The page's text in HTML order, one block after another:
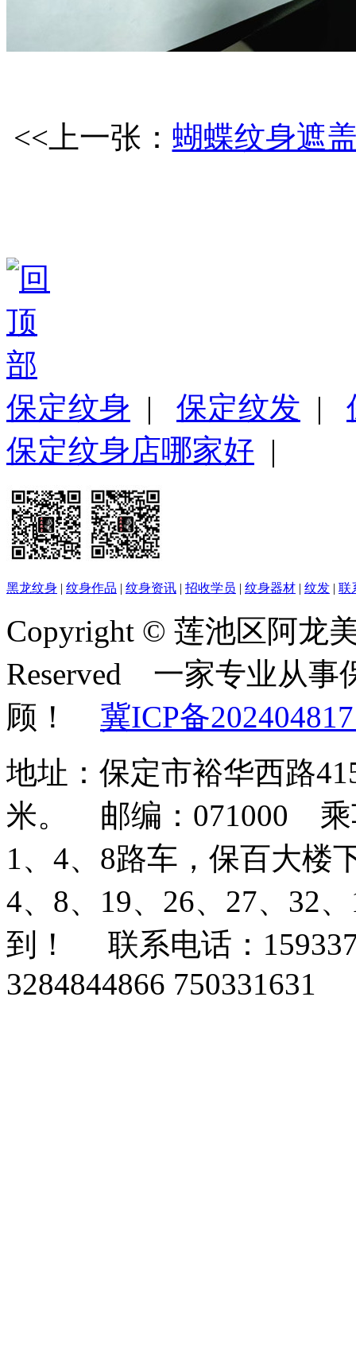
<<上一张： 蝴蝶纹身遮
保定纹身 | 保定纹发 |
保定纹身店哪家好 |
黑龙纹身 | 纹身作品 | 纹身资讯 | 招收学员 | 纹身器材 | 纹发 | 联
Copyright © 莲池区阿龙
Reserved 一家专业从事
顾！ 冀ICP备
地址：保定市裕华西路
米。 邮编：071000 乘
1、4、8路车，保百大楼
4、8、19、26、27、32
到！ 联系电话：
3284844866 750331631